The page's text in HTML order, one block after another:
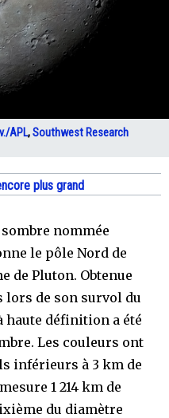
APL,Southwest Research
plus grand
nommée
le pôle Nord de
de Pluton. Obtenue
lors de son survol du
haute définition a été
Les couleurs ont
inférieurs à 3 km de
1 214 km de
du diamètre